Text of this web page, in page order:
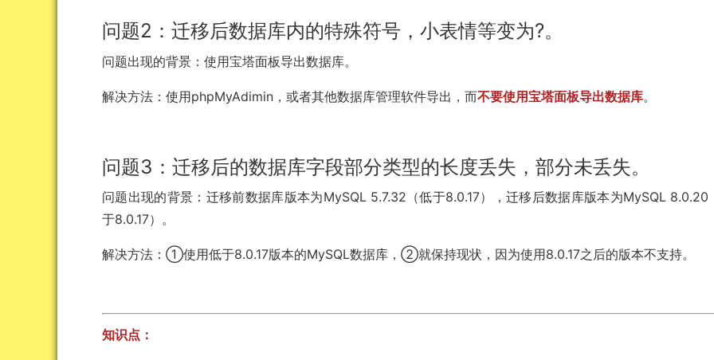
问题2：迁移后数据库内的特殊符号，小表情等变为?。
问题出现的背景：使用宝塔面板导出数据库。
解决方法：使用phpMyAdimin，或者其他数据库管理软件导出，而不要使用宝塔面板导出数据库。
问题3：迁移后的数据库字段部分类型的长度丢失，部分未丢失。
问题出现的背景：迁移前数据库版本为MySQL 5.7.32（低于8.0.17），迁移后数据库版本为MySQL 8.0.20
于8.0.17）。
解决方法：①使用低于8.0.17版本的MySQL数据库，②就保持现状，因为使用8.0.17之后的版本不支持。
知识点：